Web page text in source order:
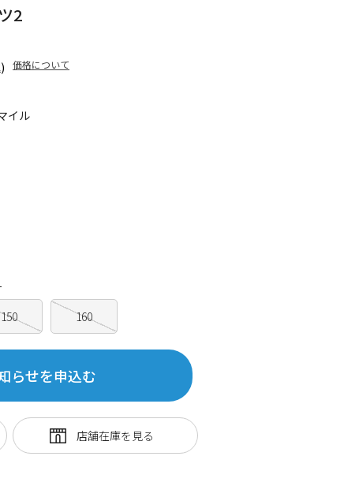
イル
2
価格について
150 160
らせを申込む